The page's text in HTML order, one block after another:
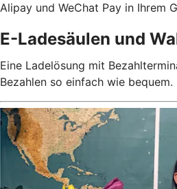
Alipay und WeChat Pay in Ihrem
E-Ladesäulen und
Eine Ladelösung mit
Bezahlen so einfach wie bequem.